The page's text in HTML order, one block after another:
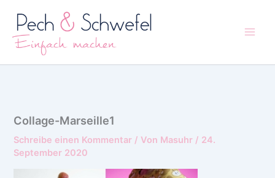
Inhalt
springen
Collage-Marseille1
Schreibe einen Kommentar / Von Masuhr / 24.
September 2020